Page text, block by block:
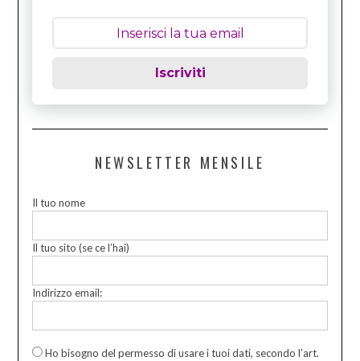
Iscriviti
NEWSLETTER MENSILE
Il tuo nome
Il tuo sito (se ce l’hai)
Indirizzo email:
Ho bisogno del permesso di usare i tuoi dati, secondo l’art.